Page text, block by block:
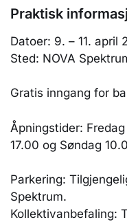
Praktisk
Datoer: 9. – 11. april
Sted: NOVA
Gratis inngang for
Åpningstider:
17.00 og Søndag
Parkering:
Spektrum.
Kollektivanbefaling: